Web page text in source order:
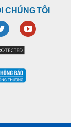
CHÚNG TÔI